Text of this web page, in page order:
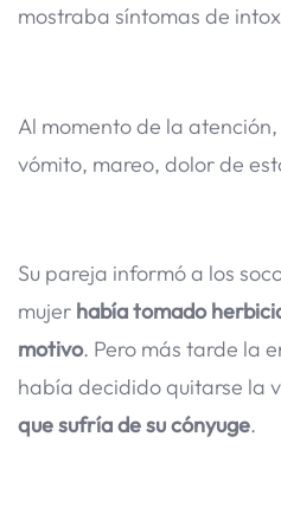
mostraba síntomas de
Al momento de la
vómito, mareo, dolor de
Su pareja informó a los
mujer había tomado
motivo. Pero más tarde la
había decidido quitarse la
que sufría de su cónyuge.